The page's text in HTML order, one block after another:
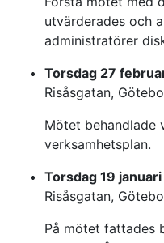
utvärderades och
administratörer
Torsdag 27
Risåsgatan,
Mötet behandlade
verksamhetsplan.
Torsdag 19
Risåsgatan,
På mötet fattades